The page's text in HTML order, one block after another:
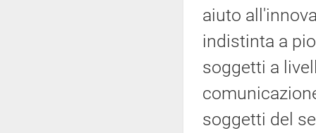
aiuto
indistinta a
soggetti a
soggetti del